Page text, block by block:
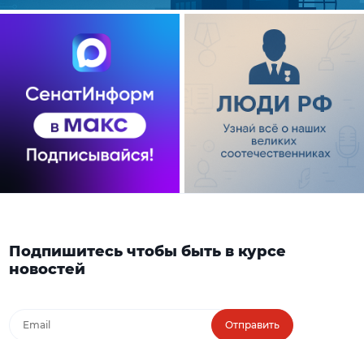
Подпишитесь чтобы быть в курсе
новостей
Отправить